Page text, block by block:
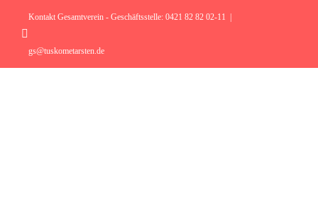
springen
Kontakt Gesamtverein - Geschäftsstelle: 0421 82 82 02-11
gs@tuskometarsten.de